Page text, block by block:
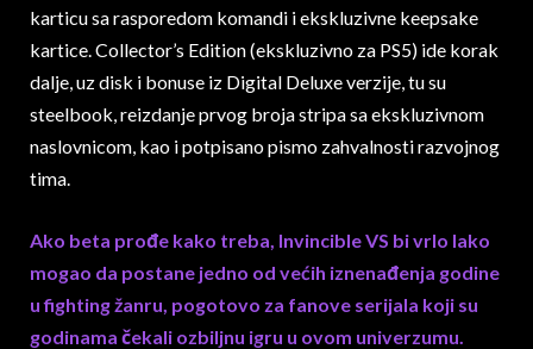
karticu sa rasporedom komandi i ekskluzivne keepsake
kartice. Collector’s Edition (ekskluzivno za PS5) ide korak
dalje, uz disk i bonuse iz Digital Deluxe verzije, tu su
steelbook, reizdanje prvog broja stripa sa ekskluzivnom
naslovnicom, kao i potpisano pismo zahvalnosti razvojnog
tima.
Ako beta prođe kako treba, Invincible VS bi vrlo lako
mogao da postane jedno od većih iznenađenja godine
u fighting žanru, pogotovo za fanove serijala koji su
godinama čekali ozbiljnu igru u ovom univerzumu.